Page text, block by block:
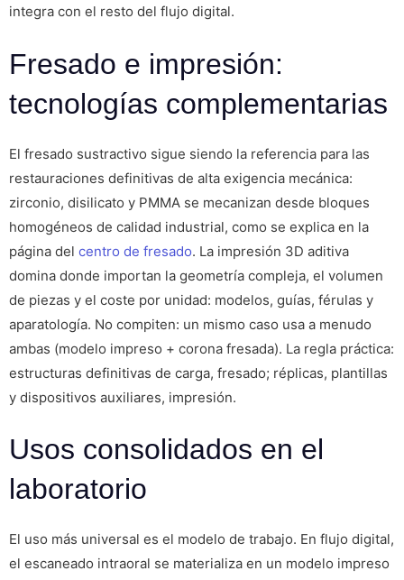
integra con el resto del flujo digital.
Fresado e impresión:
tecnologías complementarias
El fresado sustractivo sigue siendo la referencia para las
restauraciones definitivas de alta exigencia mecánica:
zirconio, disilicato y PMMA se mecanizan desde bloques
homogéneos de calidad industrial, como se explica en la
página del centro de fresado. La impresión 3D aditiva
domina donde importan la geometría compleja, el volumen
de piezas y el coste por unidad: modelos, guías, férulas y
aparatología. No compiten: un mismo caso usa a menudo
ambas (modelo impreso + corona fresada). La regla práctica:
estructuras definitivas de carga, fresado; réplicas, plantillas
y dispositivos auxiliares, impresión.
Usos consolidados en el
laboratorio
El uso más universal es el modelo de trabajo. En flujo digital,
el escaneado intraoral se materializa en un modelo impreso